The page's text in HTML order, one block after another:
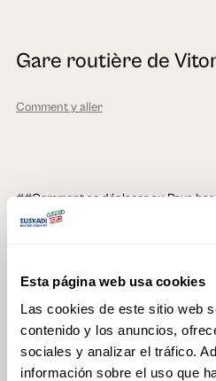
Esta página web usa cookies
Las cookies de este sitio web
contenido y los anuncios,
sociales y analizar el tráfico.
información sobre el uso que
Gare routière de
Comment y aller
##Comment se déplacer au Pays
Transports publics
Le réseau de transports publics du
desservi. Il combine métro,
trains.